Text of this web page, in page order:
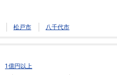
松戸市 八千代市
1億円以上